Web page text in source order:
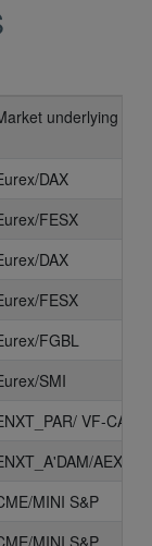
underlying
DAX
FESX
DAX
FESX
FGBL
SMI
VF-
AEX
MINI S&P